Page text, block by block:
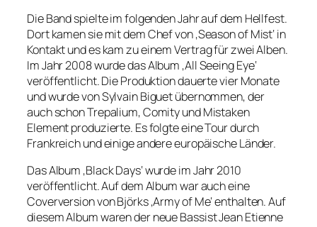
Die Band spielte im folgenden Jahr auf dem Hellfest.
Dort kamen sie mit dem Chef von ‚Season of Mist‘ in
Kontakt und es kam zu einem Vertrag für zwei Alben.
Im Jahr 2008 wurde das Album ‚All Seeing Eye‘
veröffentlicht. Die Produktion dauerte vier Monate
und wurde von Sylvain Biguet übernommen, der
auch schon Trepalium, Comity und Mistaken
Element produzierte. Es folgte eine Tour durch
Frankreich und einige andere europäische Länder.
Das Album ‚Black Days‘ wurde im Jahr 2010
veröffentlicht. Auf dem Album war auch eine
Coverversion von Björks ‚Army of Me‘ enthalten. Auf
diesem Album waren der neue Bassist Jean Etienne